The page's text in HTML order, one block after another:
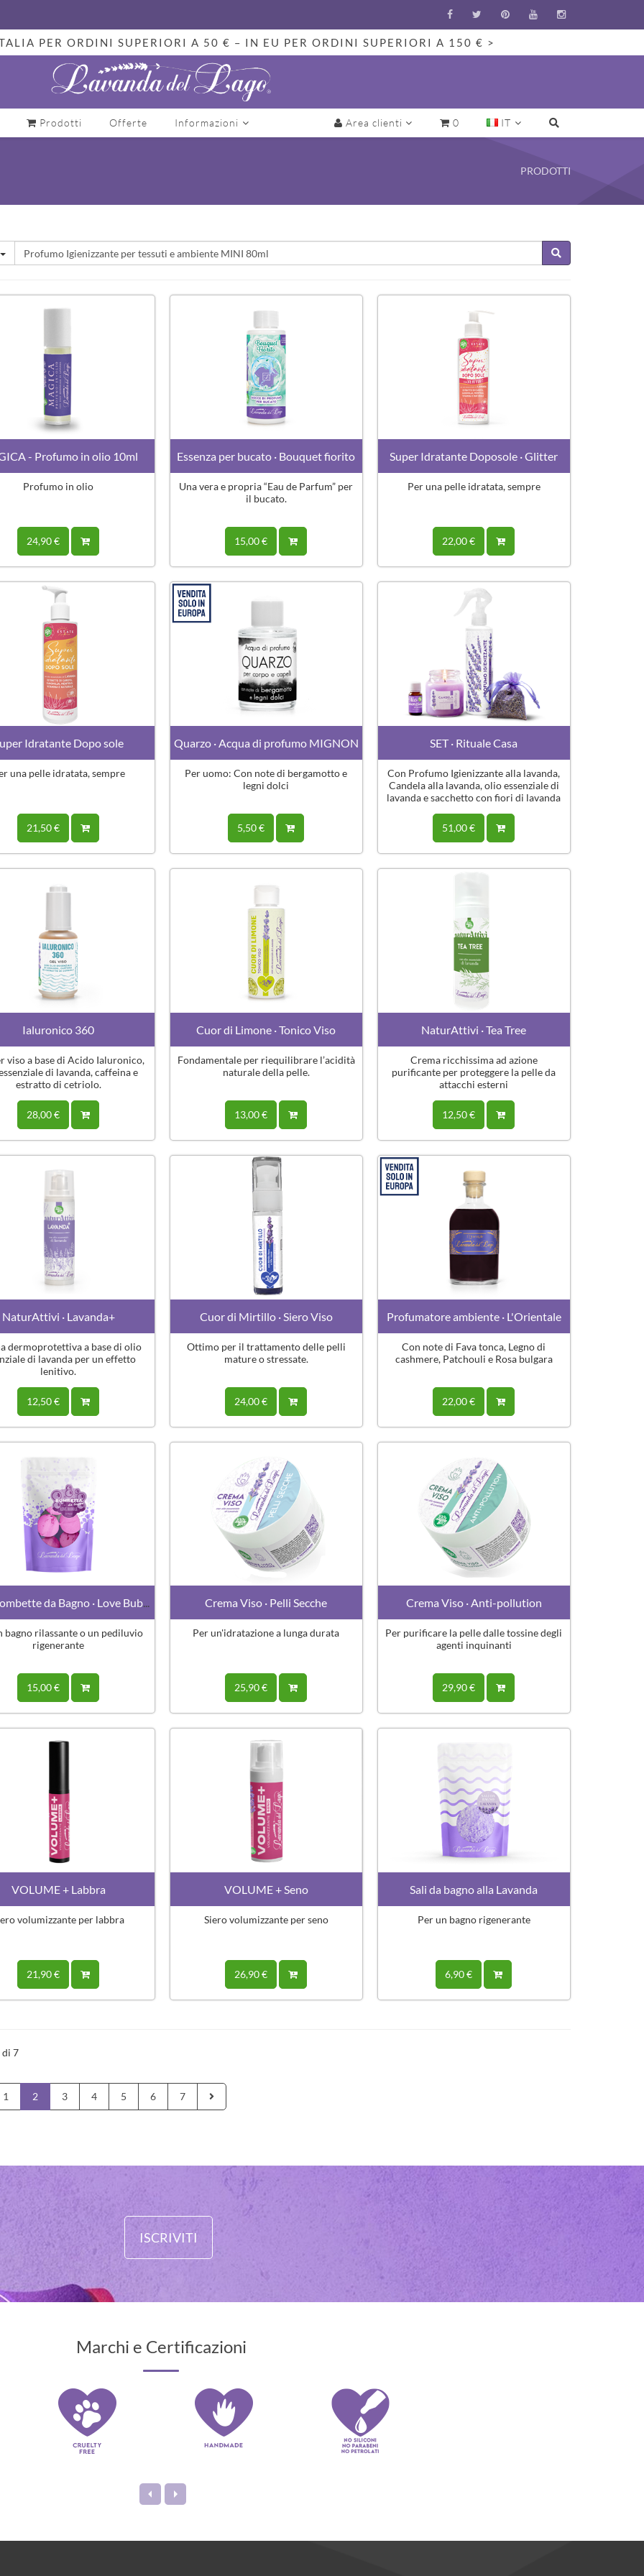
PER ORDINI SUPERIORI A 50 € – IN EU PER ORDINI SUPERIORI A 150 € >
Prodotti Offerte Informazioni Area clienti 0 IT
PRODOTTI
- Profumo in olio 10ml
Profumo in olio
24,90 €
Essenza per bucato · Bouquet fiorito
Una vera e propria “Eau de Parfum” per
il bucato.
15,00 €
Super Idratante Doposole · Glitter
Per una pelle idratata, sempre
22,00 €
Idratante Dopo sole
una pelle idratata, sempre
21,50 €
Quarzo · Acqua di profumo MIGNON
Per uomo: Con note di bergamotto e
legni dolci
5,50 €
SET · Rituale Casa
Con Profumo Igienizzante alla lavanda,
Candela alla lavanda, olio essenziale di
lavanda e sacchetto con fiori di lavanda
51,00 €
Ialuronico 360
viso a base di Acido Ialuronico,
di lavanda, caffeina e
estratto di cetriolo.
28,00 €
Cuor di Limone · Tonico Viso
Fondamentale per riequilibrare l’acidità
naturale della pelle.
13,00 €
NaturAttivi · Tea Tree
Crema ricchissima ad azione
purificante per proteggere la pelle da
attacchi esterni
12,50 €
NaturAttivi · Lavanda+
dermoprotettiva a base di olio
di lavanda per un effetto
lenitivo.
12,50 €
Cuor di Mirtillo · Siero Viso
Ottimo per il trattamento delle pelli
mature o stressate.
24,00 €
Profumatore ambiente · L'Orientale
Con note di Fava tonca, Legno di
cashmere, Patchouli e Rosa bulgara
22,00 €
SET 5 Bombette da Bagno · Love Bubble
bagno rilassante o un pediluvio
rigenerante
15,00 €
Crema Viso · Pelli Secche
Per un'idratazione a lunga durata
25,90 €
Crema Viso · Anti-pollution
Per purificare la pelle dalle tossine degli
agenti inquinanti
29,90 €
VOLUME + Labbra
volumizzante per labbra
21,90 €
VOLUME + Seno
Siero volumizzante per seno
26,90 €
Sali da bagno alla Lavanda
Per un bagno rigenerante
6,90 €
di 7
1 2 3 4 5 6 7
ISCRIVITI
Marchi e Certificazioni